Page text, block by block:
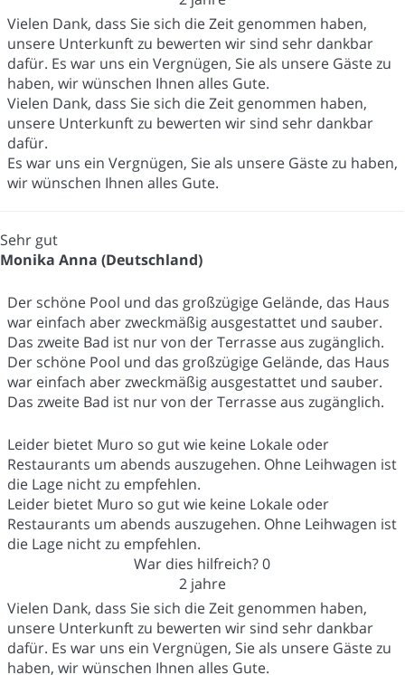
Vielen Dank, dass Sie sich die Zeit genommen haben,
unsere Unterkunft zu bewerten wir sind sehr dankbar
dafür. Es war uns ein Vergnügen, Sie als unsere Gäste zu
haben, wir wünschen Ihnen alles Gute.
Vielen Dank, dass Sie sich die Zeit genommen haben,
unsere Unterkunft zu bewerten wir sind sehr dankbar
dafür.
Es war uns ein Vergnügen, Sie als unsere Gäste zu haben,
wir wünschen Ihnen alles Gute.
Sehr gut
Monika Anna (Deutschland)
Der schöne Pool und das großzügige Gelände, das Haus
war einfach aber zweckmäßig ausgestattet und sauber.
Das zweite Bad ist nur von der Terrasse aus zugänglich.
Der schöne Pool und das großzügige Gelände, das Haus
war einfach aber zweckmäßig ausgestattet und sauber.
Das zweite Bad ist nur von der Terrasse aus zugänglich.
Leider bietet Muro so gut wie keine Lokale oder
Restaurants um abends auszugehen. Ohne Leihwagen ist
die Lage nicht zu empfehlen.
Leider bietet Muro so gut wie keine Lokale oder
Restaurants um abends auszugehen. Ohne Leihwagen ist
die Lage nicht zu empfehlen.
War dies hilfreich?0
2 jahre
Vielen Dank, dass Sie sich die Zeit genommen haben,
unsere Unterkunft zu bewerten wir sind sehr dankbar
dafür. Es war uns ein Vergnügen, Sie als unsere Gäste zu
haben, wir wünschen Ihnen alles Gute.